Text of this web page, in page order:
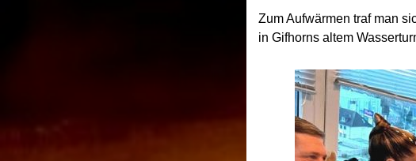
Zum Aufwärmen traf man
in Gifhorns altem